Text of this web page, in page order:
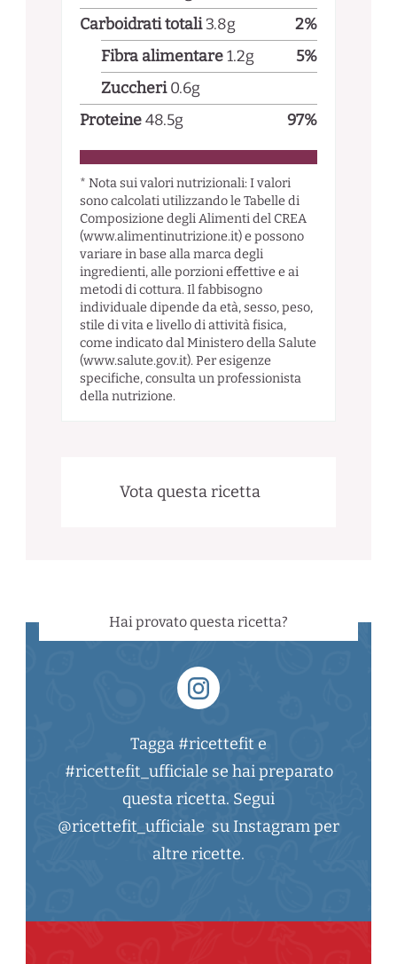
Carboidrati totali 3.8g 2%
Fibra alimentare1.2g 5%
Zuccheri 0.6g
Proteine48.5g 97%
* Nota sui valori nutrizionali: I valori
sono calcolati utilizzando le Tabelle di
Composizione degli Alimenti del CREA
(www.alimentinutrizione.it) e possono
variare in base alla marca degli
ingredienti, alle porzioni effettive e ai
metodi di cottura. Il fabbisogno
individuale dipende da età, sesso, peso,
stile di vita e livello di attività fisica,
come indicato dal Ministero della Salute
(www.salute.gov.it). Per esigenze
specifiche, consulta un professionista
della nutrizione.
Vota questa ricetta
Hai provato questa ricetta?
Tagga #ricettefit e
#ricettefit_ufficiale se hai preparato
questa ricetta. Segui
@ricettefit_ufficiale su Instagram per
altre ricette.